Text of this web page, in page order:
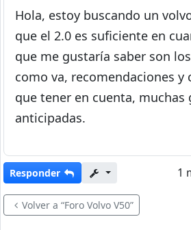
Hola, estoy buscando un
que el 2.0 es suficiente en
que me gustaría saber son
como va, recomendaciones y
que tener en cuenta, muchas
anticipadas.
Responder 1
Volver a “Foro Volvo V50”